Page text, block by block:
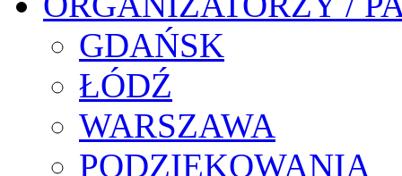
GDAŃSK
ŁÓDŹ
WARSZAWA
PODZIĘKOWANIA